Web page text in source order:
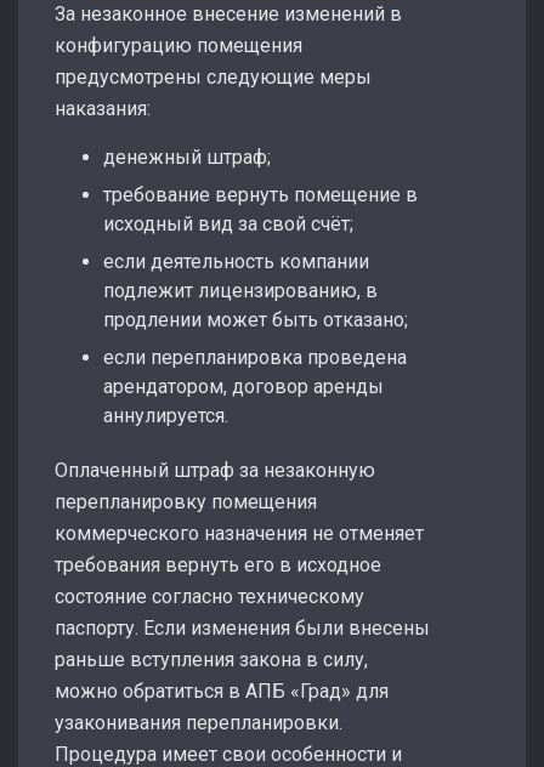
За незаконное внесение изменений в
конфигурацию помещения
предусмотрены следующие меры
наказания:
денежный штраф;
требование вернуть помещение в
исходный вид за свой счёт;
если деятельность компании
подлежит лицензированию, в
продлении может быть отказано;
если перепланировка проведена
арендатором, договор аренды
аннулируется.
Оплаченный штраф за незаконную
перепланировку помещения
коммерческого назначения не отменяет
требования вернуть его в исходное
состояние согласно техническому
паспорту. Если изменения были внесены
раньше вступления закона в силу,
можно обратиться в АПБ «Град» для
узаконивания перепланировки.
Процедура имеет свои особенности и